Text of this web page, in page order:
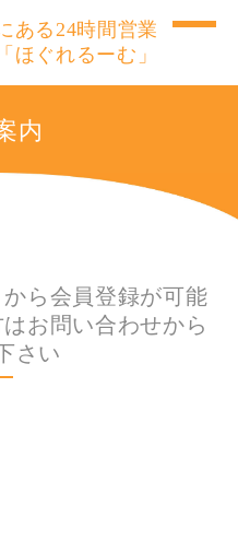
ある24時間営業
ほぐれるーむ」
内
から会員登録が可能
お問い合わせから
さい